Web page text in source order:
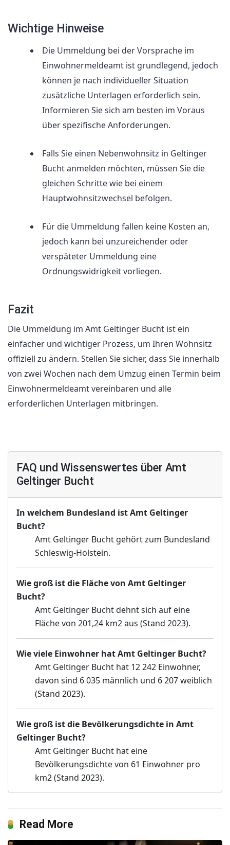
Wichtige Hinweise
Die Ummeldung bei der Vorsprache im
Einwohnermeldeamt ist grundlegend, jedoch
können je nach individueller Situation
zusätzliche Unterlagen erforderlich sein.
Informieren Sie sich am besten im Voraus
über spezifische Anforderungen.
Falls Sie einen Nebenwohnsitz in Geltinger
Bucht anmelden möchten, müssen Sie die
gleichen Schritte wie bei einem
Hauptwohnsitzwechsel befolgen.
Für die Ummeldung fallen keine Kosten an,
jedoch kann bei unzureichender oder
verspäteter Ummeldung eine
Ordnungswidrigkeit vorliegen.
Fazit
Die Ummeldung im Amt Geltinger Bucht ist ein
einfacher und wichtiger Prozess, um Ihren Wohnsitz
offiziell zu ändern. Stellen Sie sicher, dass Sie innerhalb
von zwei Wochen nach dem Umzug einen Termin beim
Einwohnermeldeamt vereinbaren und alle
erforderlichen Unterlagen mitbringen.
FAQ und Wissenswertes über Amt
Geltinger Bucht
In welchem Bundesland ist Amt Geltinger
Bucht?
Amt Geltinger Bucht gehört zum Bundesland
Schleswig-Holstein.
Wie groß ist die Fläche von Amt Geltinger
Bucht?
Amt Geltinger Bucht dehnt sich auf eine
Fläche von 201,24 km2 aus (Stand 2023).
Wie viele Einwohner hat Amt Geltinger Bucht?
Amt Geltinger Bucht hat 12 242 Einwohner,
davon sind 6 035 männlich und 6 207 weiblich
(Stand 2023).
Wie groß ist die Bevölkerungsdichte in Amt
Geltinger Bucht?
Amt Geltinger Bucht hat eine
Bevölkerungsdichte von 61 Einwohner pro
km2 (Stand 2023).
Read More